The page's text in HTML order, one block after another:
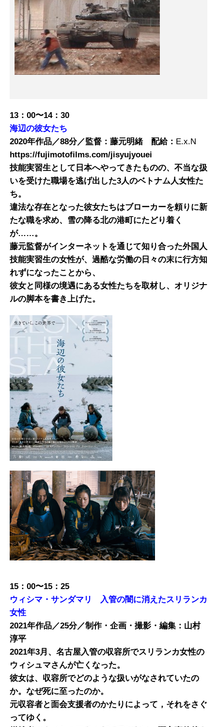
13 ： 00〜14： 30
海辺の彼女たち
2020年作品／88分／監督：藤元明緒 配給： E.x.N
https://fujimotofilms.com/jisyujyouei
技能実習生として日本へやってきたものの、不当な扱
いを受けた職場を逃げ出した3人のベトナム人女性た
ち。
違法な存在となった彼女たちはブローカーを頼りに新
たな職を求め、雪の降る北の港町にたどり着く
が……。
藤元監督がインターネットを通じて知り合った外国人
技能実習生の女性が、過酷な労働の日々の末に行方知
れずになったことから、
彼女と同様の境遇にある女性たちを取材し、オリジナ
ルの脚本を書き上げた。
15 ： 00〜15 ： 25
ウィシマ・サンダマリ 入管の闇に消えたスリランカ
女性
2021年作品／25分／制作・企画・撮影・編集：山村
淳平
2021年3月、名古屋入管の収容所でスリランカ女性の
ウィシュマさんが亡くなった。
彼女は、収容所でどのような扱いがなされていたの
か。なぜ死に至ったのか。
元収容者と面会支援者のかたりによって，それをさぐ
ってゆく。